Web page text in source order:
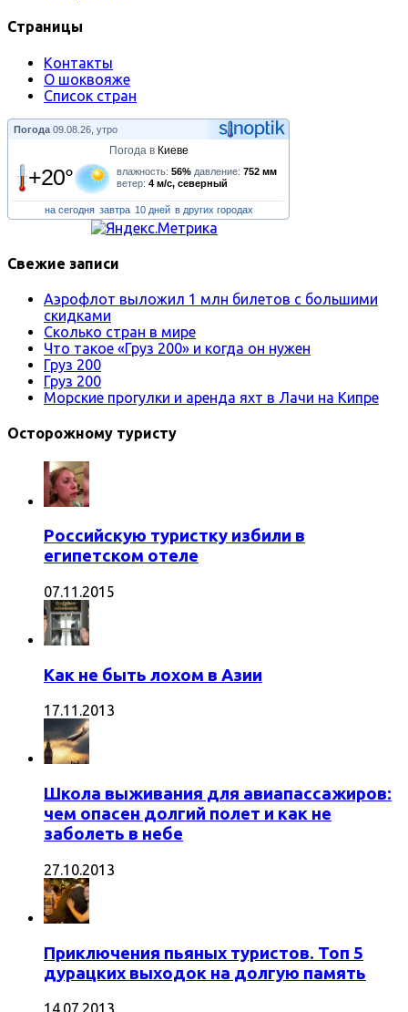
Страницы
Контакты
О шоквояже
Список стран
Погода 09.08.26, утро
Погода в Киеве
+20° влажность: 56% давление: 752 мм
ветер: 4 м/с, северный
на сегодня завтра 10 дней в других городах
Свежие записи
Аэрофлот выложил 1 млн билетов с большими
скидками
Сколько стран в мире
Что такое «Груз 200» и когда он нужен
Груз 200
Груз 200
Морские прогулки и аренда яхт в Лачи на Кипре
Осторожному туристу
Российскую туристку избили в
египетском отеле
07.11.2015
Как не быть лохом в Азии
17.11.2013
Школа выживания для авиапассажиров:
чем опасен долгий полет и как не
заболеть в небе
27.10.2013
Приключения пьяных туристов. Топ 5
дурацких выходок на долгую память
14.07.2013